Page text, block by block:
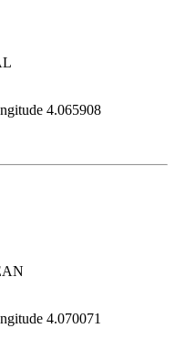
4.065908
4.070071